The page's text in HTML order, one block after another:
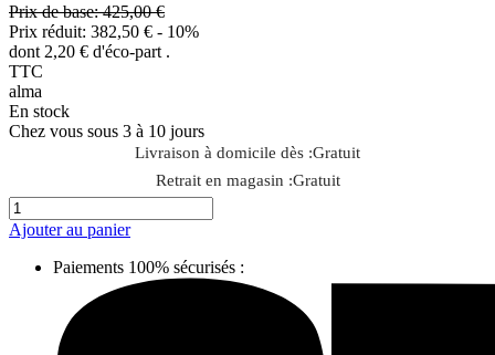
Prix de base:425,00 €
Prix réduit: 382,50 € - 10%
dont 2,20 € d'éco-part .
TTC
alma
En stock
Chez vous sous 3 à 10 jours
Livraison à domicile dès :Gratuit
Retrait en magasin :Gratuit
Ajouter au panier
Paiements 100% sécurisés :